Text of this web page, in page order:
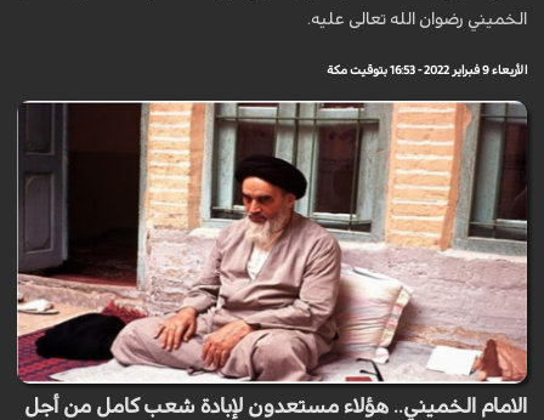
الخميني رضوان الله تعالى عليه.
الأربعاء 9 فبراير 2022 - 16:53 بتوقيت مكة
الامام الخميني.. هؤلاء مستعدون لإبادة شعب كامل من أجل